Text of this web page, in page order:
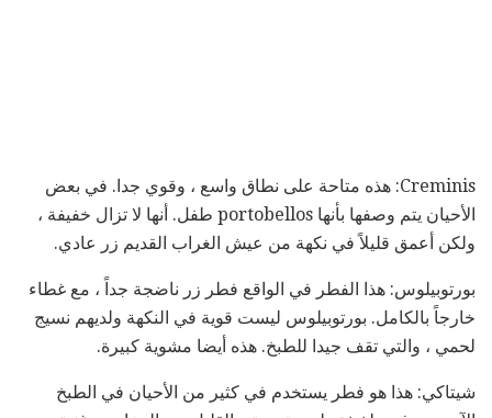
Creminis: هذه متاحة على نطاق واسع ، وقوي جدا. في بعض
الأحيان يتم وصفها بأنها portobellos طفل. أنها لا تزال خفيفة ،
ولكن أعمق قليلاً في نكهة من عيش الغراب القديم زر عادي.
بورتوبيلوس: هذا الفطر في الواقع فطر زر ناضجة جداً ، مع غطاء
خارجاً بالكامل. بورتوبيلوس ليست قوية في النكهة ولديهم نسيج
لحمي ، والتي تقف جيدا للطبخ. هذه أيضا مشوية كبيرة.
شيتاكي: هذا هو فطر يستخدم في كثير من الأحيان في الطبخ